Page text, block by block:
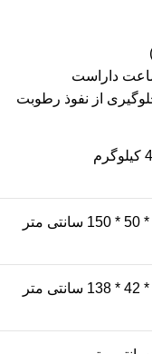
از نفوذ رطوبت